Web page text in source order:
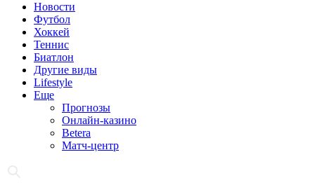
Новости
Футбол
Хоккей
Теннис
Биатлон
Другие виды
Lifestyle
Еще
Прогнозы
Онлайн-казино
Betera
Матч-центр